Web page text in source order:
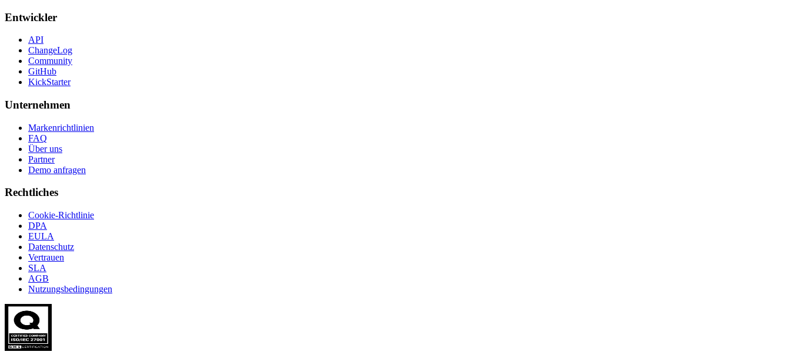
Entwickler
API
ChangeLog
Community
GitHub
KickStarter
Unternehmen
Markenrichtlinien
FAQ
Über uns
Partner
Demo anfragen
Rechtliches
Cookie-Richtlinie
DPA
EULA
Datenschutz
Vertrauen
SLA
AGB
Nutzungsbedingungen